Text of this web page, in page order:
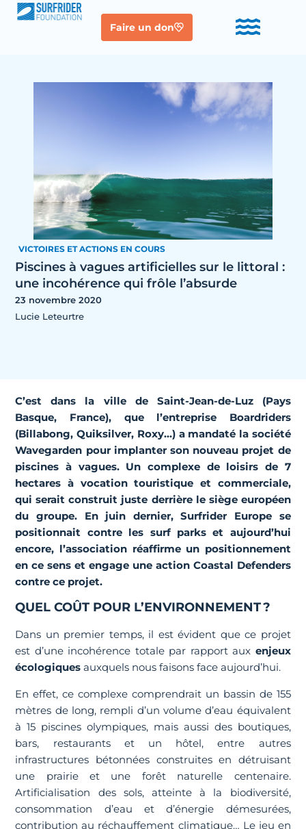
Faire un don
VICTOIRES ET ACTIONS EN COURS
Piscines à vagues artificielles sur le littoral :
une incohérence qui frôle l’absurde
23 novembre 2020
Lucie Leteurtre
C’est dans la ville de Saint-Jean-de-Luz (Pays
Basque, France), que l’entreprise Boardriders
(Billabong, Quiksilver, Roxy…) a mandaté la société
Wavegarden pour implanter son nouveau projet de
piscines à vagues. Un complexe de loisirs de 7
hectares à vocation touristique et commerciale,
qui serait construit juste derrière le siège européen
du groupe. En juin dernier,Surfrider Europe se
positionnait contre les surf parkset aujourd’hui
encore, l’association réaffirme un positionnement
en ce sens et engage une action Coastal Defenders
contre ce projet.
QUEL COÛT POUR L’ENVIRONNEMENT ?
Dans un premier temps, il est évident que ce projet
est d’une incohérence totale par rapport aux enjeux
écologiques auxquels nous faisons face aujourd’hui.
En effet, ce complexe comprendrait un bassin de 155
mètres de long, rempli d’un volume d’eau équivalent
à 15 piscines olympiques, mais aussi des boutiques,
bars, restaurants et un hôtel, entre autres
infrastructures bétonnées construites en détruisant
une prairie et une forêt naturelle centenaire.
Artificialisation des sols, atteinte à la biodiversité,
consommation d’eau et d’énergie démesurées,
contribution au réchauffement climatique… Le jeu en